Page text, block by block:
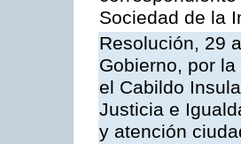
Sociedad de la
Resolución, 29
Gobierno, por
el Cabildo
Justicia e
y atención